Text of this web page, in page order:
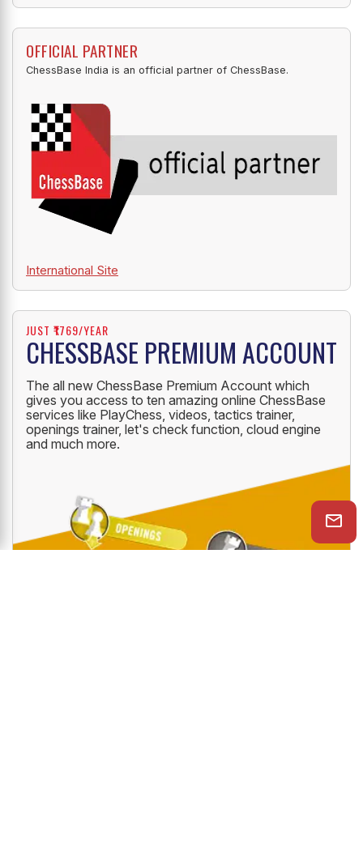
OFFICIAL PARTNER
ChessBase India is an official partner of ChessBase.
International Site
JUST ₹1769/YEAR
CHESSBASE PREMIUM ACCOUNT
The all new ChessBase Premium Account which
gives you access to ten amazing online ChessBase
services like PlayChess, videos, tactics trainer,
openings trainer, let's check function, cloud engine
and much more.